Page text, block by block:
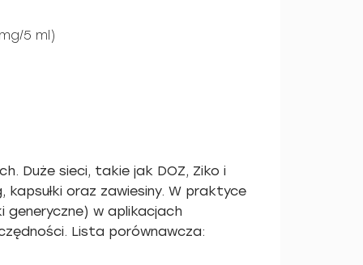
5 ml)
Duże sieci, takie jak DOZ, Ziko i
oraz zawiesiny. W praktyce
w aplikacjach
Lista porównawcza: